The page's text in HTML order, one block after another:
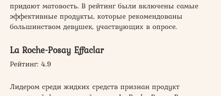
придают матовость. В рейтинг были включены самые
эффективные продукты, которые рекомендованы
большинством девушек, участвующих в опросе.
La Roche-Posay Effaclar
Рейтинг: 4.9
Лидером среди жидких средств признан продукт